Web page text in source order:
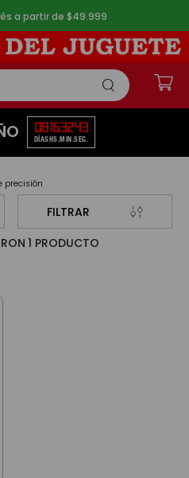
a partir de $49.999
08
DÍAS
16
HS.
32
MIN.
43
SEG.
precisión
FILTRAR
1 PRODUCTO